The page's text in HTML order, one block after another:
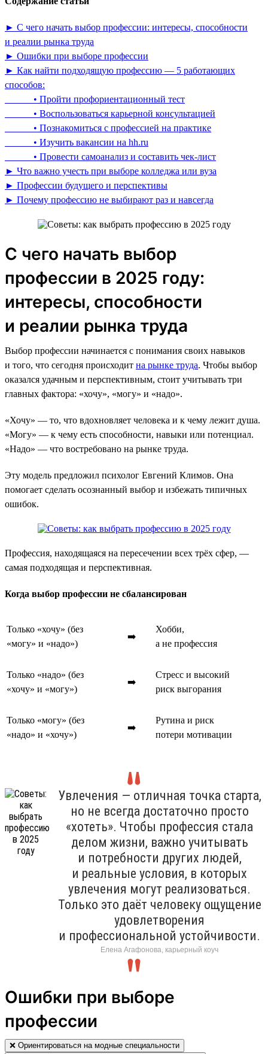
► С чего начать выбор профессии: интересы, способности
и реалии рынка труда
► Ошибки при выборе профессии
► Как найти подходящую профессию — 5 работающих
способов:
• Пройти профориентационный тест
• Воспользоваться карьерной консультацией
• Познакомиться с профессией на практике
• Изучить вакансии на hh.ru
• Провести самоанализ и составить чек-лист
► Что важно учесть при выборе колледжа или вуза
► Профессии будущего и перспективы
► Почему профессию не выбирают раз и навсегда
С чего начать выбор
профессии в 2025 году:
интересы, способности
и реалии рынка труда
Выбор профессии начинается с понимания своих навыков
и того, что сегодня происходит на рынке труда. Чтобы выбор
оказался удачным и перспективным, стоит учитывать три
главных фактора: «хочу», «могу» и «надо».
«Хочу» — то, что вдохновляет человека и к чему лежит душа.
«Могу» — к чему есть способности, навыки или потенциал.
«Надо» — что востребовано на рынке труда.
Эту модель предложил психолог Евгений Климов. Она
помогает сделать осознанный выбор и избежать типичных
ошибок.
Профессия, находящаяся на пересечении всех трёх сфер, —
самая подходящая и перспективная.
Когда выбор профессии не сбалансирован
Только «хочу» (без
«могу» и «надо»)
➡️
Хобби,
а не профессия
Только «надо» (без
«хочу» и «могу»)
➡️
Стресс и высокий
риск выгорания
Только «могу» (без
«надо» и «хочу»)
➡️
Рутина и риск
потери мотивации
Увлечения — отличная точка старта,
но не всегда достаточно просто
«хотеть». Чтобы профессия стала
делом жизни, важно учитывать
и потребности других людей,
и реальные условия, в которых
увлечения могут реализоваться.
Только это даёт человеку ощущение
удовлетворения
и профессиональной устойчивости.
Елена Агафонова, карьерный коуч
Ошибки при выборе
профессии
❌ Ориентироваться на модные специальности